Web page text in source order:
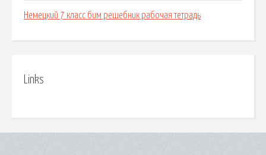
Немецкий 7 класс бим решебник рабочая тетрадь
Links